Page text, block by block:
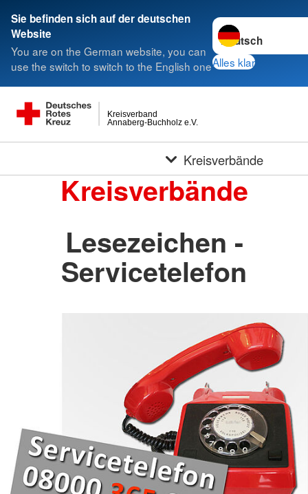
Sie befinden sich auf der deutschen
Website
You are on the German website, you can
use the switch to switch to the English one
Sprache wechseln
Alles klar
Annaberg-Buchholz e.V.
Kreisverband
Kreisverbände
Kreisverbände
Lesezeichen -
Servicetelefon